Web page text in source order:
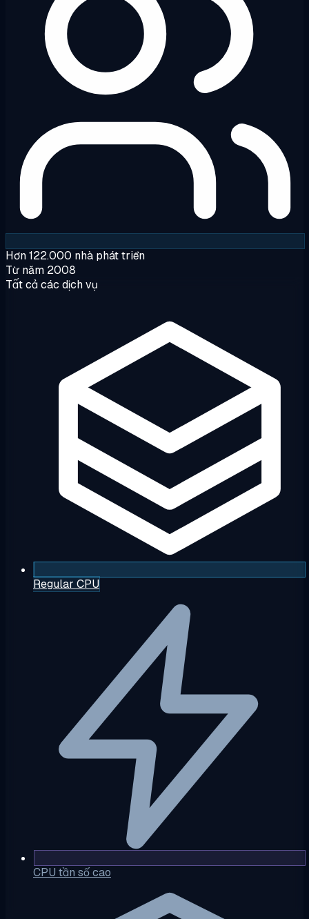
Hơn 122.000 nhà phát triển
Từ năm 2008
Tất cả các dịch vụ
Regular CPU
CPU tần số cao